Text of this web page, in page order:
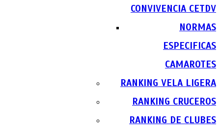
CONVIVENCIA CETDV
NORMAS
ESPECIFICAS
CAMAROTES
RANKING VELA LIGERA
RANKING CRUCEROS
RANKING DE CLUBES